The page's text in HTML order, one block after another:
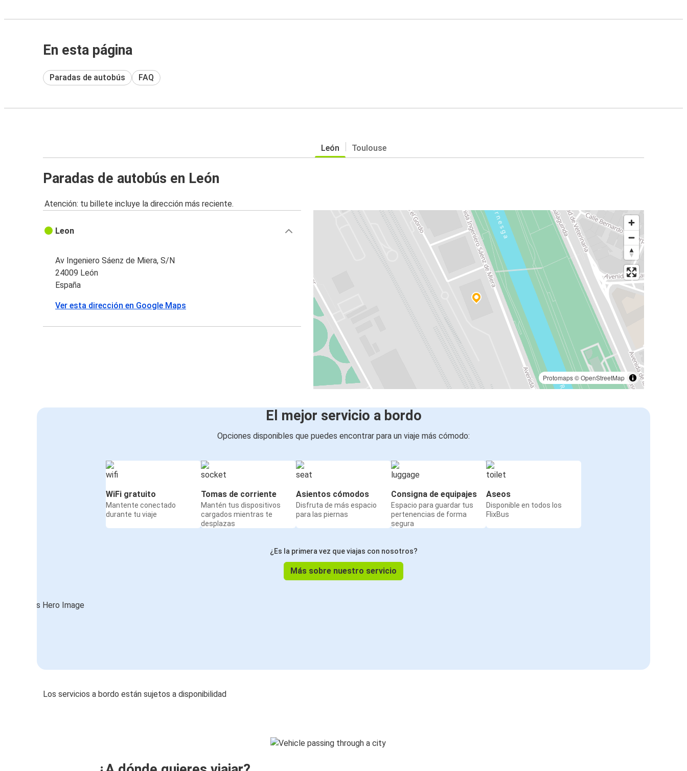
En esta página
Paradas de autobús FAQ
León Toulouse
Paradas de autobús en León
Atención: tu billete incluye la dirección más reciente.
Protomaps©OpenStreetMap
Leon
Av Ingeniero Sáenz de Miera, S/N
24009 León
España
Ver esta dirección en Google Maps
El mejor servicio a bordo
Opciones disponibles que puedes encontrar para un viaje más cómodo:
WiFi gratuito
Mantente conectado
durante tu viaje
Tomas de corriente
Mantén tus dispositivos
cargados mientras te
desplazas
Asientos cómodos
Disfruta de más espacio
para las piernas
Consigna de equipajes
Espacio para guardar tus
pertenencias de forma
segura
Aseos
Disponible en todos los
FlixBus
¿Es la primera vez que viajas con nosotros?
Más sobre nuestro servicio
Los servicios a bordo están sujetos a disponibilidad